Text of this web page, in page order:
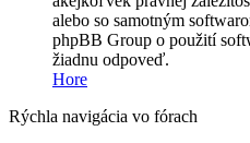
alebo so samotným
phpBB Group o použití
žiadnu odpoveď.
Hore
Rýchla navigácia vo fórach